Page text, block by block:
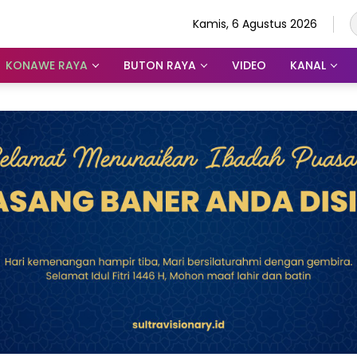
Kamis, 6 Agustus 2026
KONAWE RAYA BUTON RAYA VIDEO KANAL